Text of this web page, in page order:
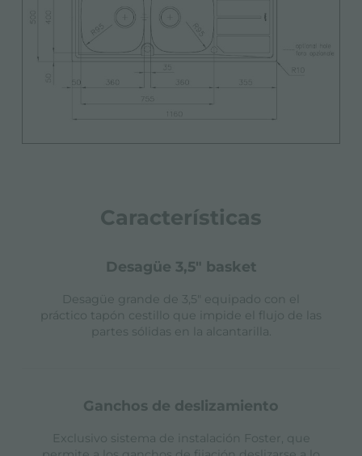
Características
desagüe 3,5" basket
Desagüe grande de 3,5" equipado con el
práctico tapón cestillo que impide el flujo de las
partes sólidas en la alcantarilla.
ganchos de deslizamiento
Exclusivo sistema de instalación Foster, que